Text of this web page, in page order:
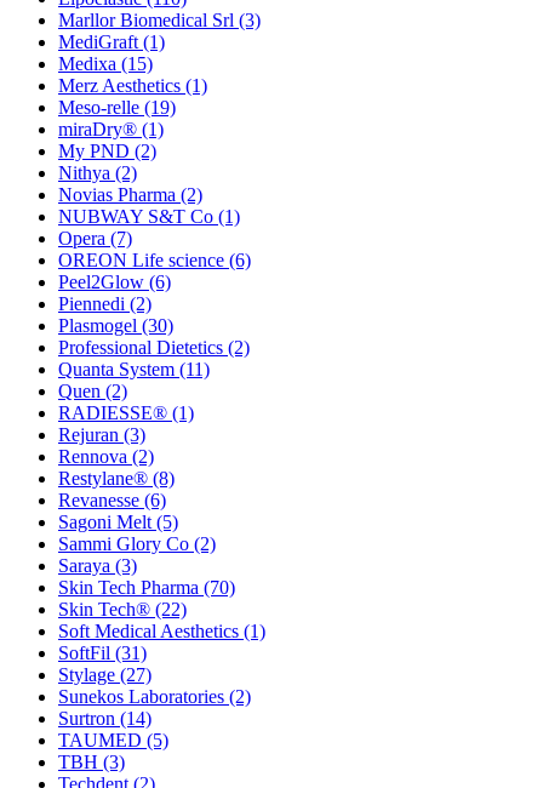
Marllor Biomedical Srl (3)
MediGraft (1)
Medixa (15)
Merz Aesthetics (1)
Meso-relle (19)
miraDry® (1)
My PND (2)
Nithya (2)
Novias Pharma (2)
NUBWAY S&T Co (1)
Opera (7)
OREON Life science (6)
Peel2Glow (6)
Piennedi (2)
Plasmogel (30)
Professional Dietetics (2)
Quanta System (11)
Quen (2)
RADIESSE® (1)
Rejuran (3)
Rennova (2)
Restylane® (8)
Revanesse (6)
Sagoni Melt (5)
Sammi Glory Co (2)
Saraya (3)
Skin Tech Pharma (70)
Skin Tech® (22)
Soft Medical Aesthetics (1)
SoftFil (31)
Stylage (27)
Sunekos Laboratories (2)
Surtron (14)
TAUMED (5)
TBH (3)
Techdent (2)